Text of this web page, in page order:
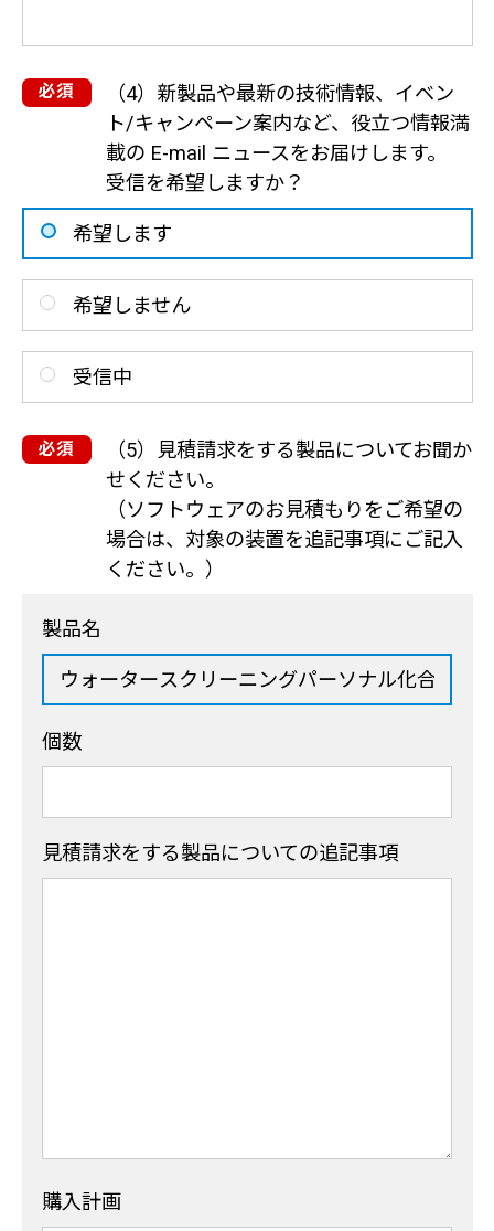
（4）新製品や最新の技術情報、イベン
ト/キャンペーン案内など、役立つ情報満
載の E-mail ニュースをお届けします。
受信を希望しますか？
希望します
希望しません
受信中
（5）見積請求をする製品についてお聞か
せください。
（ソフトウェアのお見積もりをご希望の
場合は、対象の装置を追記事項にご記入
ください。）
製品名
個数
見積請求をする製品についての追記事項
購入計画